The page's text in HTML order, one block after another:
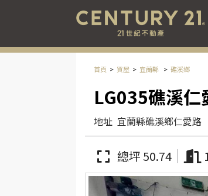
首頁 買屋 宜蘭縣 礁溪鄉
LG035礁溪仁
地址 宜蘭縣礁溪鄉仁愛路
總坪 50.74